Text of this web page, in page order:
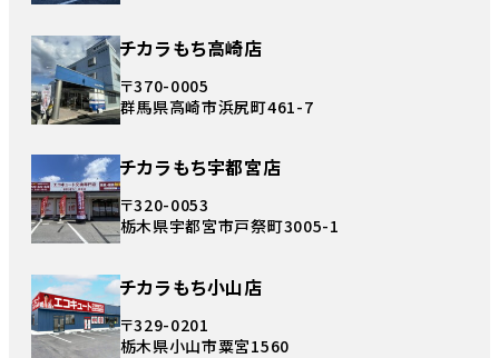
チカラもち高崎店
〒370-0005
群馬県高崎市浜尻町461-7
チカラもち宇都宮店
〒320-0053
栃木県宇都宮市戸祭町3005-1
チカラもち小山店
〒329-0201
栃木県小山市粟宮1560